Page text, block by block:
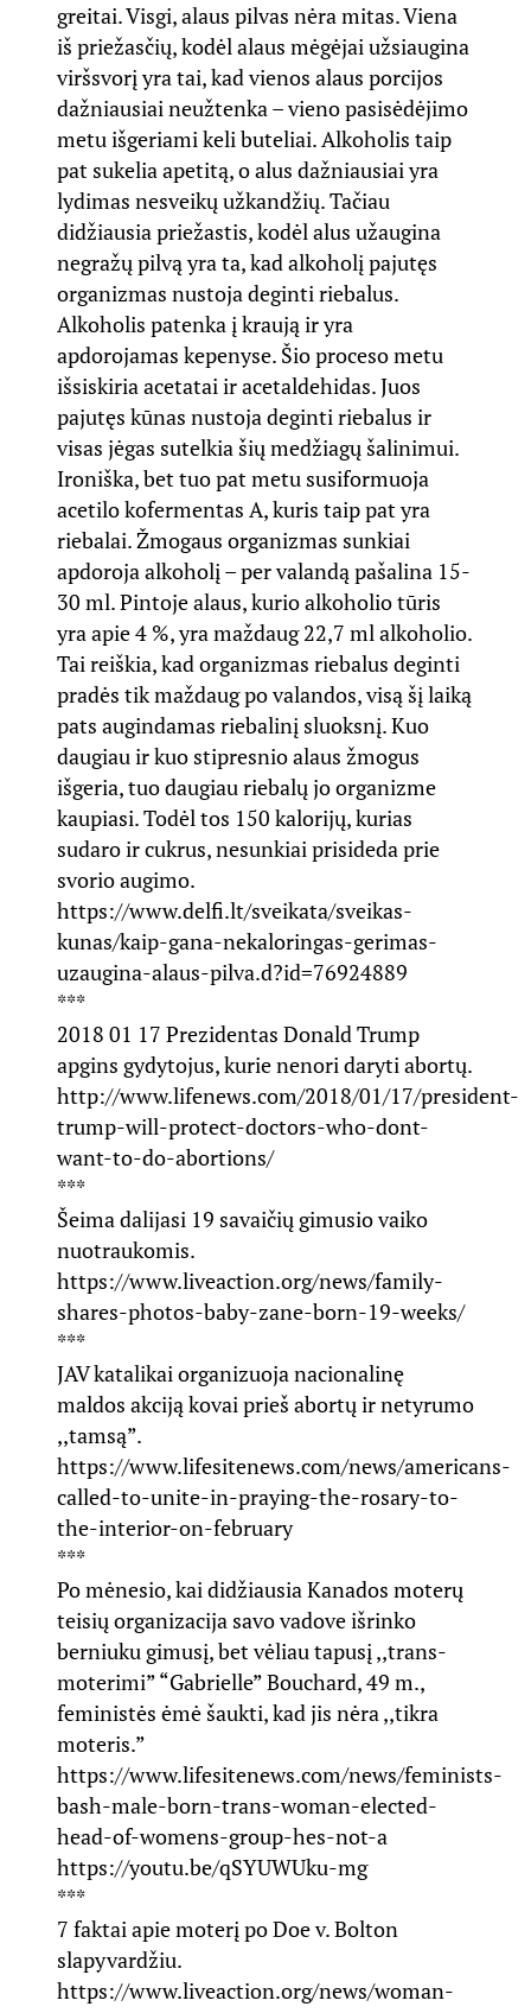
greitai. Visgi, alaus pilvas nėra mitas. Viena
iš priežasčių, kodėl alaus mėgėjai užsiaugina
viršsvorį yra tai, kad vienos alaus porcijos
dažniausiai neužtenka – vieno pasisėdėjimo
metu išgeriami keli buteliai. Alkoholis taip
pat sukelia apetitą, o alus dažniausiai yra
lydimas nesveikų užkandžių. Tačiau
didžiausia priežastis, kodėl alus užaugina
negražų pilvą yra ta, kad alkoholį pajutęs
organizmas nustoja deginti riebalus.
Alkoholis patenka į kraują ir yra
apdorojamas kepenyse. Šio proceso metu
išsiskiria acetatai ir acetaldehidas. Juos
pajutęs kūnas nustoja deginti riebalus ir
visas jėgas sutelkia šių medžiagų šalinimui.
Ironiška, bet tuo pat metu susiformuoja
acetilo kofermentas A, kuris taip pat yra
riebalai. Žmogaus organizmas sunkiai
apdoroja alkoholį – per valandą pašalina 15-
30 ml. Pintoje alaus, kurio alkoholio tūris
yra apie 4 %, yra maždaug 22,7 ml alkoholio.
Tai reiškia, kad organizmas riebalus deginti
pradės tik maždaug po valandos, visą šį laiką
pats augindamas riebalinį sluoksnį. Kuo
daugiau ir kuo stipresnio alaus žmogus
išgeria, tuo daugiau riebalų jo organizme
kaupiasi. Todėl tos 150 kalorijų, kurias
sudaro ir cukrus, nesunkiai prisideda prie
svorio augimo.
https://www.delfi.lt/sveikata/sveikas-
kunas/kaip-gana-nekaloringas-gerimas-
uzaugina-alaus-pilva.d?id=76924889
***
2018 01 17 Prezidentas Donald Trump
apgins gydytojus, kurie nenori daryti abortų.
http://www.lifenews.com/2018/01/17/president-
trump-will-protect-doctors-who-dont-
want-to-do-abortions/
***
Šeima dalijasi 19 savaičių gimusio vaiko
nuotraukomis.
https://www.liveaction.org/news/family-
shares-photos-baby-zane-born-19-weeks/
***
JAV katalikai organizuoja nacionalinę
maldos akciją kovai prieš abortų ir netyrumo
,,tamsą”.
https://www.lifesitenews.com/news/americans-
called-to-unite-in-praying-the-rosary-to-
the-interior-on-february
***
Po mėnesio, kai didžiausia Kanados moterų
teisių organizacija savo vadove išrinko
berniuku gimusį, bet vėliau tapusį ,,trans-
moterimi” “Gabrielle” Bouchard, 49 m.,
feministės ėmė šaukti, kad jis nėra ,,tikra
moteris.”
https://www.lifesitenews.com/news/feminists-
bash-male-born-trans-woman-elected-
head-of-womens-group-hes-not-a
https://youtu.be/qSYUWUku-mg
***
7 faktai apie moterį po Doe v. Bolton
slapyvardžiu.
https://www.liveaction.org/news/woman-